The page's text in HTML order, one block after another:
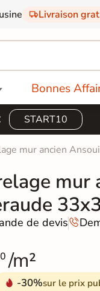
Livraison
Bonnes
START10
mur ancien
mur
de devis
/m²
-30%sur le prix